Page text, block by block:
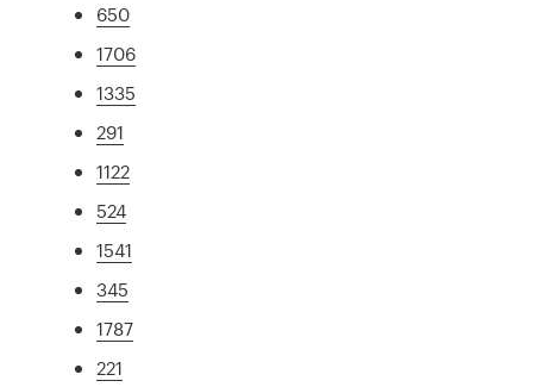
650
1706
1335
291
1122
524
1541
345
1787
221